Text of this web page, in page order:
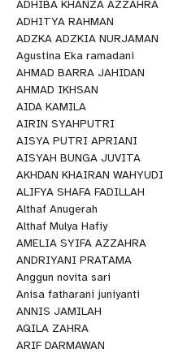
ADHIBA KHANZA AZZAHRA
ADHITYA RAHMAN
ADZKA ADZKIA NURJAMAN
Agustina Eka ramadani
AHMAD BARRA JAHIDAN
AHMAD IKHSAN
AIDA KAMILA
AIRIN SYAHPUTRI
AISYA PUTRI APRIANI
AISYAH BUNGA JUVITA
AKHDAN KHAIRAN WAHYUDI
ALIFYA SHAFA FADILLAH
Althaf Anugerah
Althaf Mulya Hafiy
AMELIA SYIFA AZZAHRA
ANDRIYANI PRATAMA
Anggun novita sari
Anisa fatharani juniyanti
ANNIS JAMILAH
AQILA ZAHRA
ARIF DARMAWAN